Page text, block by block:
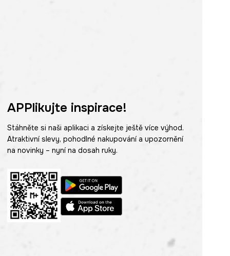
APPlikujte inspirace!
Stáhněte si naši aplikaci a získejte ještě více výhod.
Atraktivní slevy, pohodlné nakupování a upozornění
na novinky – nyní na dosah ruky.